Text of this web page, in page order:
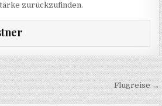
zurückzufinden.
Flugreise →